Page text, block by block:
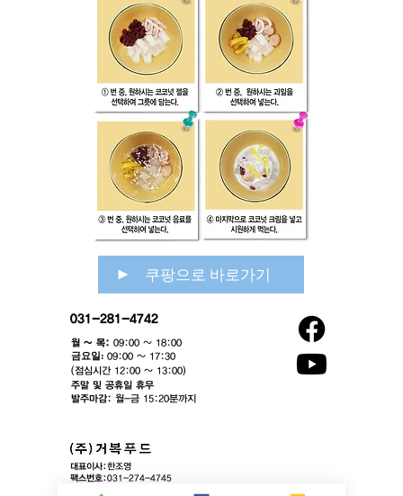
쿠팡으로 바로가기
031-281-4742
월 ~ 목: 09:00 ~ 18:00
​금요일: 09:00 ~ 17:30
(점심시간 12:00 ~ 13:00)​
주말 및 공휴일 휴무
발주마감: 월-금 15:20분까지
대표이사:한조영
팩스번호:031-274-4745